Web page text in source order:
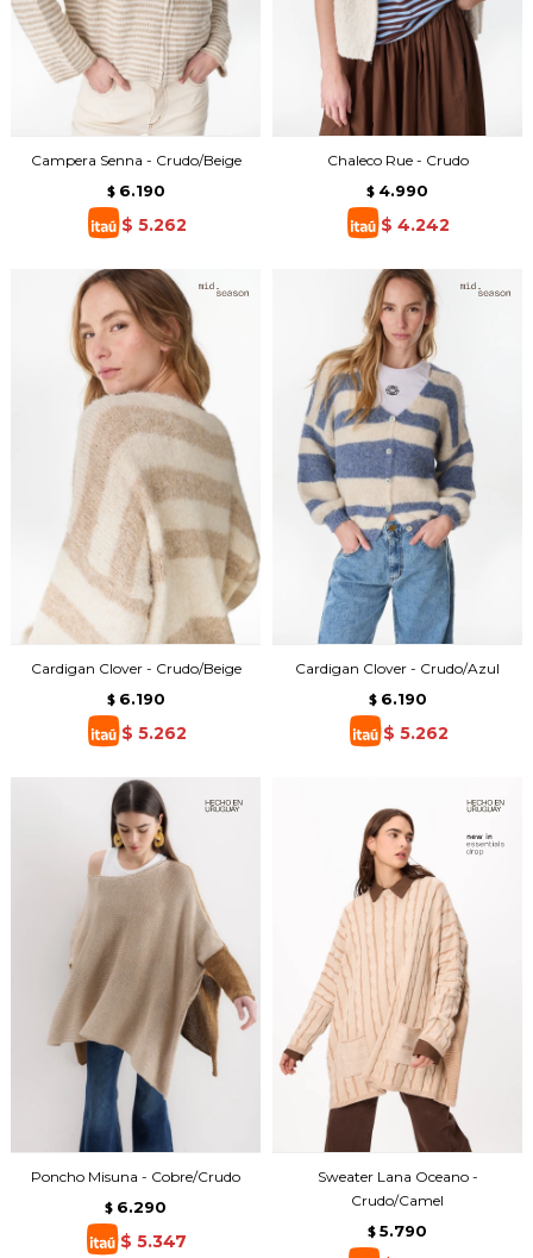
Campera Senna - Crudo/Beige
$ 6.190
$ 5.262
Chaleco Rue - Crudo
$ 4.990
$ 4.242
Cardigan Clover - Crudo/Beige
$ 6.190
$ 5.262
Cardigan Clover - Crudo/Azul
$ 6.190
$ 5.262
Poncho Misuna - Cobre/Crudo
$ 6.290
$ 5.347
Sweater Lana Oceano -
Crudo/Camel
$ 5.790